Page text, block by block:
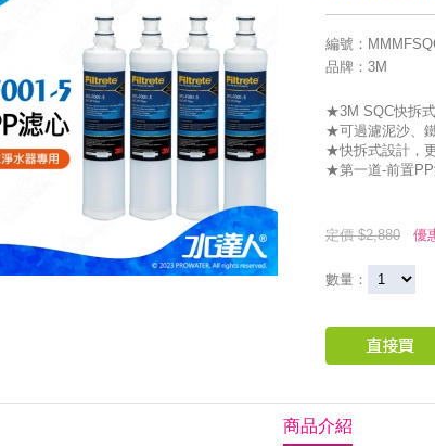
編號 ：
品牌 ：3M
★3M SQC快拆
★可過濾泥沙、
★快拆式設計，
★第一道-前置
定價 $2,880 優
數量：
商品介紹